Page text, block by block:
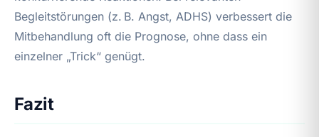
Begleitstörungen (z. B. Angst, ADHS) verbessert die
Mitbehandlung oft die Prognose, ohne dass ein
einzelner „Trick“ genügt.
Fazit